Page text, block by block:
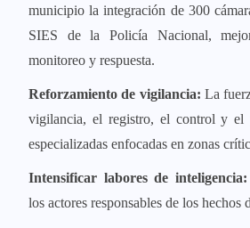
municipio la integración de 300
SIES de la Policía Nacional,
monitoreo y respuesta.
Reforzamiento de vigilancia: La
vigilancia, el registro, el control y el
especializadas enfocadas en zonas
Intensificar labores de inteligencia:
los actores responsables de los hechos